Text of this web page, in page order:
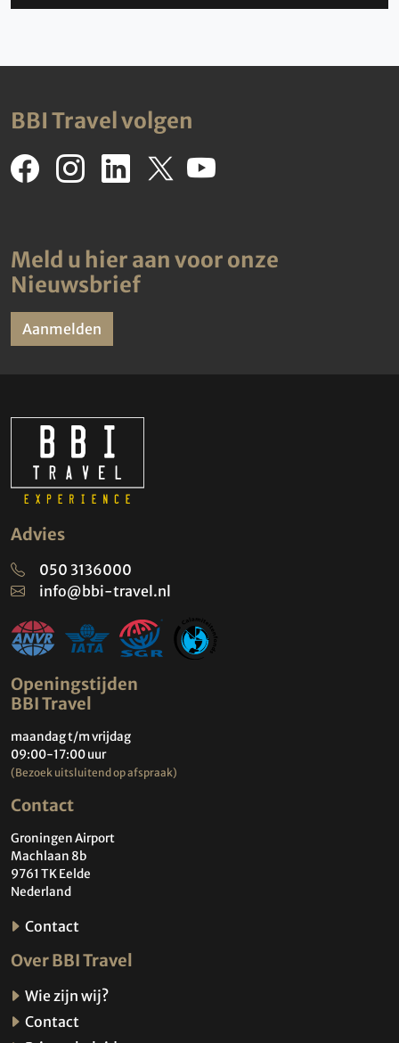
BBI Travel volgen
Meld u hier aan voor onze
Nieuwsbrief
Aanmelden
Advies
050 3136000
info@bbi-travel.nl
Openingstijden
BBI Travel
maandag t/m vrijdag
09:00-17:00 uur
(Bezoek uitsluitend op afspraak)
Contact
Groningen Airport
Machlaan 8b
9761 TK Eelde
Nederland
Contact
Over BBI Travel
Wie zijn wij?
Contact